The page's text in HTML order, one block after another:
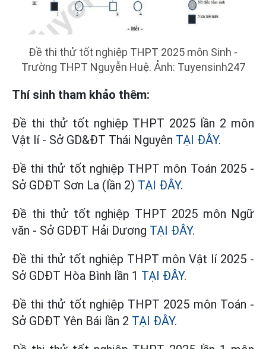
Đề thi thử tốt nghiệp THPT 2025 môn Sinh -
Trường THPT Nguyễn Huệ. Ảnh: Tuyensinh247
Thí sinh tham khảo thêm:
Đề thi thử tốt nghiệp THPT 2025 lần 2 môn
Vật lí - Sở GD&ĐT Thái Nguyên TẠI ĐÂY.
Đề thi thử tốt nghiệp THPT môn Toán 2025 -
Sở GDĐT Sơn La (lần 2) TẠI ĐÂY.
Đề thi thử tốt nghiệp THPT 2025 môn Ngữ
văn - Sở GDĐT Hải Dương TẠI ĐÂY.
Đề thi thử tốt nghiệp THPT môn Vật lí 2025 -
Sở GDĐT Hòa Bình lần 1 TẠI ĐÂY.
Đề thi thử tốt nghiệp THPT 2025 môn Toán -
Sở GDĐT Yên Bái lần 2 TẠI ĐÂY.